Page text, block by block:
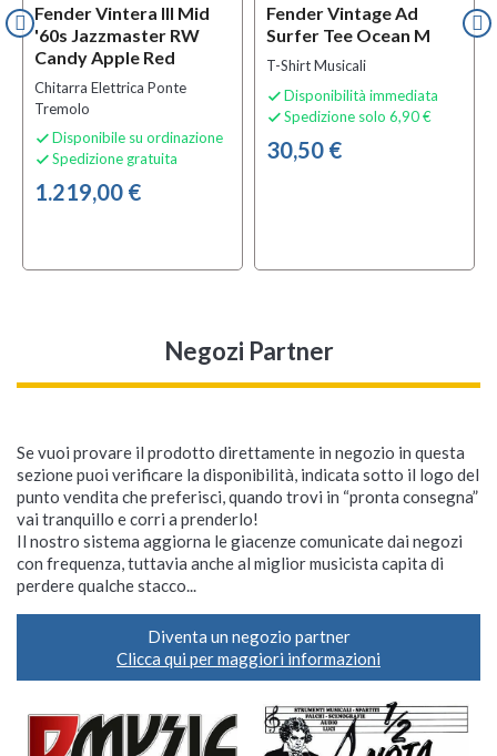
Fender Vintera III Mid
'60s Jazzmaster RW
Candy Apple Red
Chitarra Elettrica Ponte
Tremolo
 Disponibile su ordinazione
 Spedizione gratuita
1.219,00 €
Fender Vintage Ad
Surfer Tee Ocean M
T-Shirt Musicali
 Disponibilità immediata
 Spedizione solo 6,90 €
30,50 €
Negozi Partner
Se vuoi provare il prodotto direttamente in negozio in questa
sezione puoi verificare la disponibilità, indicata sotto il logo del
punto vendita che preferisci, quando trovi in “pronta consegna”
vai tranquillo e corri a prenderlo!
Il nostro sistema aggiorna le giacenze comunicate dai negozi
con frequenza, tuttavia anche al miglior musicista capita di
perdere qualche stacco...
Diventa un negozio partner
Clicca qui per maggiori informazioni